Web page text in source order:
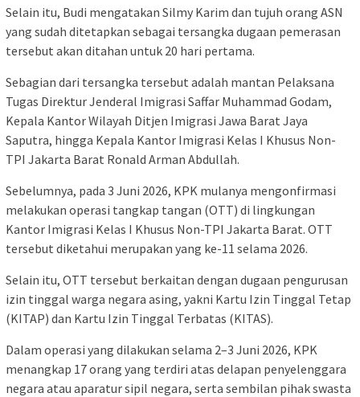
Selain itu, Budi mengatakan Silmy Karim dan tujuh orang ASN
yang sudah ditetapkan sebagai tersangka dugaan pemerasan
tersebut akan ditahan untuk 20 hari pertama.
Sebagian dari tersangka tersebut adalah mantan Pelaksana
Tugas Direktur Jenderal Imigrasi Saffar Muhammad Godam,
Kepala Kantor Wilayah Ditjen Imigrasi Jawa Barat Jaya
Saputra, hingga Kepala Kantor Imigrasi Kelas I Khusus Non-
TPI Jakarta Barat Ronald Arman Abdullah.
Sebelumnya, pada 3 Juni 2026, KPK mulanya mengonfirmasi
melakukan operasi tangkap tangan (OTT) di lingkungan
Kantor Imigrasi Kelas I Khusus Non-TPI Jakarta Barat. OTT
tersebut diketahui merupakan yang ke-11 selama 2026.
Selain itu, OTT tersebut berkaitan dengan dugaan pengurusan
izin tinggal warga negara asing, yakni Kartu Izin Tinggal Tetap
(KITAP) dan Kartu Izin Tinggal Terbatas (KITAS).
Dalam operasi yang dilakukan selama 2–3 Juni 2026, KPK
menangkap 17 orang yang terdiri atas delapan penyelenggara
negara atau aparatur sipil negara, serta sembilan pihak swasta